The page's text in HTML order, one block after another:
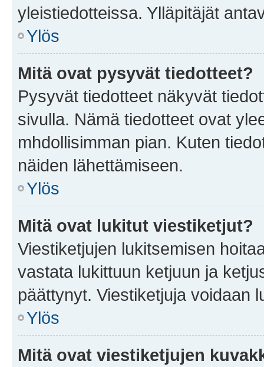
yleistiedotteissa. Ylläpitäjät
Ylös
Mitä ovat pysyvät tiedotteet?
Pysyvät tiedotteet näkyvät
sivulla. Nämä tiedotteet ovat
mhdollisimman pian. Kuten
näiden lähettämiseen.
Ylös
Mitä ovat lukitut viestiketjut?
Viestiketjujen lukitsemisen
vastata lukittuun ketjuun ja
päättynyt. Viestiketjuja voidaan
Ylös
Mitä ovat viestiketjujen